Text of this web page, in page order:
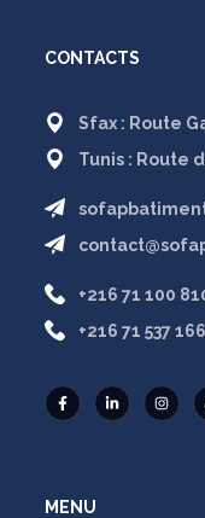
CONTACTS
Sfax : Route
Tunis : Route
+216 71 100
+216 71 537 166
MENU